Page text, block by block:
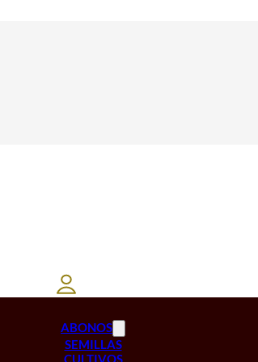
ABONOS
SEMILLAS
CULTIVOS